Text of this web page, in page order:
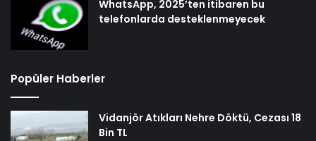
WhatsApp, 2025’ten itibaren bu
telefonlarda desteklenmeyecek
Popüler Haberler
Vidanjör Atıkları Nehre Döktü, Cezası 18
Bin TL